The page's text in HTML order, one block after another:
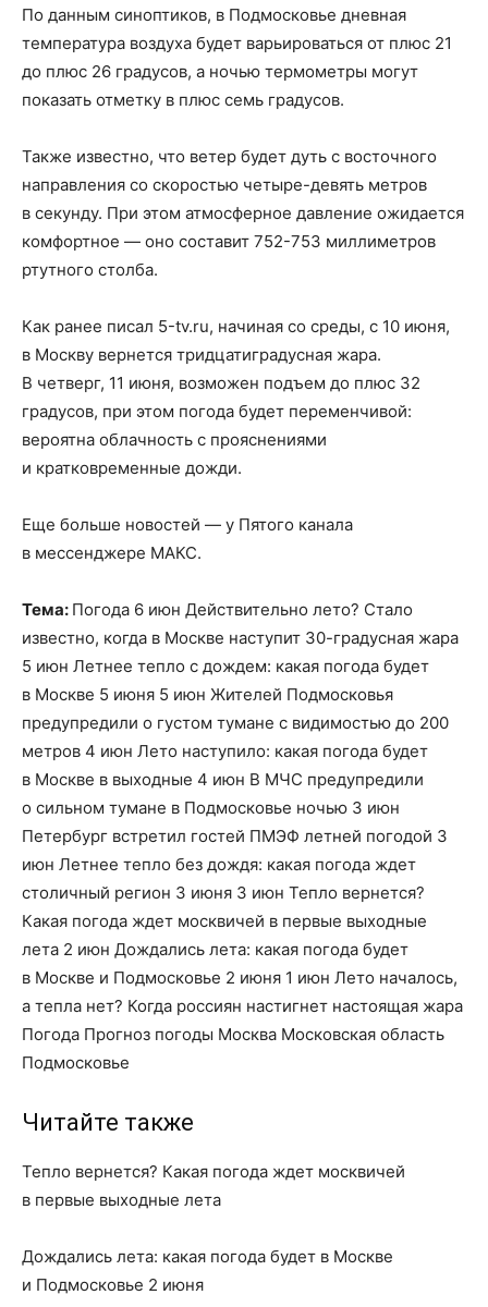
По данным синоптиков, в Подмосковье дневная
температура воздуха будет варьироваться от плюс 21
до плюс 26 градусов, а ночью термометры могут
показать отметку в плюс семь градусов.
Также известно, что ветер будет дуть с восточного
направления со скоростью четыре-девять метров
в секунду. При этом атмосферное давление ожидается
комфортное — оно составит 752-753 миллиметров
ртутного столба.
Как ранее писал 5-tv.ru, начиная со среды, с 10 июня,
в Москву вернется тридцатиградусная жара.
В четверг, 11 июня, возможен подъем до плюс 32
градусов, при этом погода будет переменчивой:
вероятна облачность с прояснениями
и кратковременные дожди.
Еще больше новостей — у Пятого канала
в мессенджере МАКС.
Тема: Погода 6 июн Действительно лето? Стало
известно, когда в Москве наступит 30-градусная жара
5 июн Летнее тепло с дождем: какая погода будет
в Москве 5 июня 5 июн Жителей Подмосковья
предупредили о густом тумане с видимостью до 200
метров 4 июн Лето наступило: какая погода будет
в Москве в выходные 4 июн В МЧС предупредили
о сильном тумане в Подмосковье ночью 3 июн
Петербург встретил гостей ПМЭФ летней погодой 3
июн Летнее тепло без дождя: какая погода ждет
столичный регион 3 июня 3 июн Тепло вернется?
Какая погода ждет москвичей в первые выходные
лета 2 июн Дождались лета: какая погода будет
в Москве и Подмосковье 2 июня 1 июн Лето началось,
а тепла нет? Когда россиян настигнет настоящая жара
Погода Прогноз погоды Москва Московская область
Подмосковье
Читайте также
Тепло вернется? Какая погода ждет москвичей
в первые выходные лета
Дождались лета: какая погода будет в Москве
и Подмосковье 2 июня